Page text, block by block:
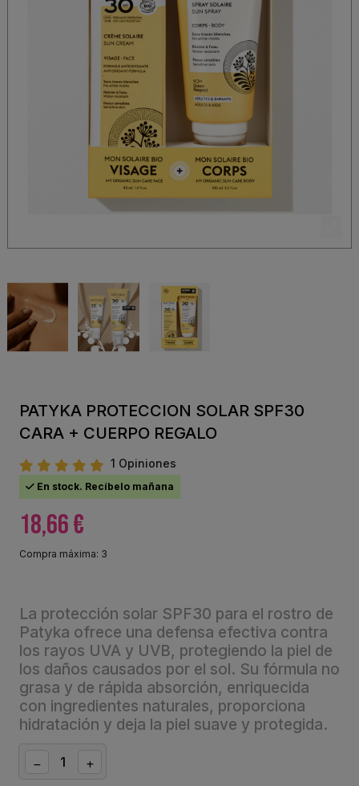
PATYKA PROTECCION SOLAR SPF30
CARA + CUERPO REGALO
1 Opiniones
En stock. Recíbelo mañana
18,66 €
Compra máxima: 3
La protección solar SPF30 para el rostro de
Patyka ofrece una defensa efectiva contra
los rayos UVA y UVB, protegiendo la piel de
los daños causados por el sol. Su fórmula no
grasa y de rápida absorción, enriquecida
con ingredientes naturales, proporciona
hidratación y deja la piel suave y protegida.